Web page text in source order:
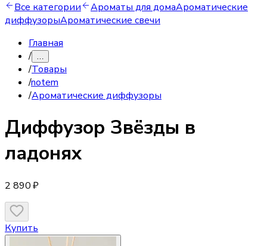
Все категории Ароматы для домаАроматические
диффузорыАроматические свечи
Главная
/ …
/Товары
/notem
/Ароматические диффузоры
Диффузор Звёзды в
ладонях
2 890 ₽
Купить